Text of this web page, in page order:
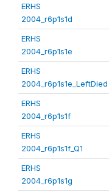
ERHS
2004_r6p1s1d
ERHS
2004_r6p1s1e
ERHS
2004_r6p1s1e_LeftDied
ERHS
2004_r6p1s1f
ERHS
2004_r6p1s1f_Q1
ERHS
2004_r6p1s1g